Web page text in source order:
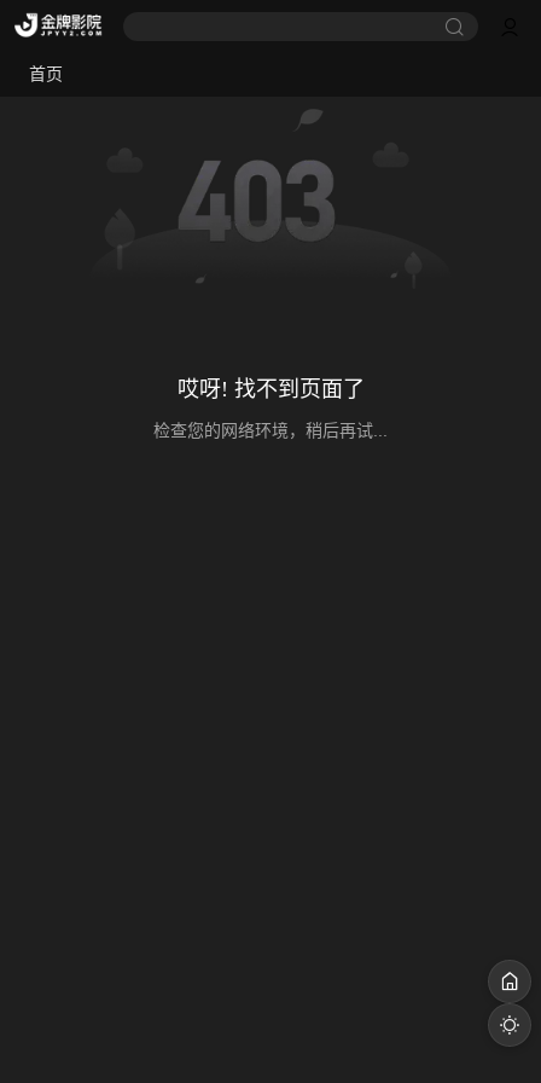
首页
哎呀! 找不到页面了
检查您的网络环境，稍后再试...